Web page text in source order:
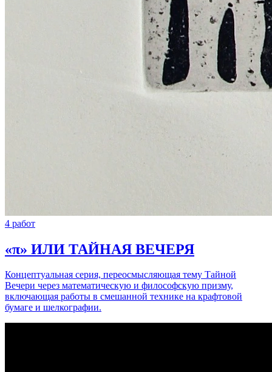
4 работ
«π» ИЛИ ТАЙНАЯ ВЕЧЕРЯ
Концептуальная серия, переосмысляющая тему Тайной
Вечери через математическую и философскую призму,
включающая работы в смешанной технике на крафтовой
бумаге и шелкографии.